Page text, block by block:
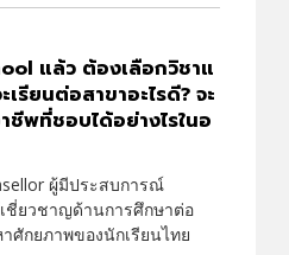
แล้ว ต้องเลือกวิชาแ
เรียนต่อสาขาอะไรดี? จะ
ชีพที่ชอบได้อย่างไรในอ
ผู้มีประสบการณ์
ชี่ยวชาญด้านการศึกษาต่อ
ศักยภาพของนักเรียนไทย